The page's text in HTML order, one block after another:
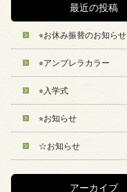
最近の投稿
⭐︎お休み振替のお知らせ
⭐︎アンブレラカラー
⭐︎入学式
⭐︎お知らせ
☆お知らせ
アーカイブ